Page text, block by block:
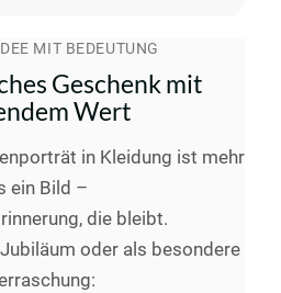
MIT BEDEUTUNG
Geschenk mit
Wert
in Kleidung ist mehr
ein Bild –
die bleibt.
oder als besondere